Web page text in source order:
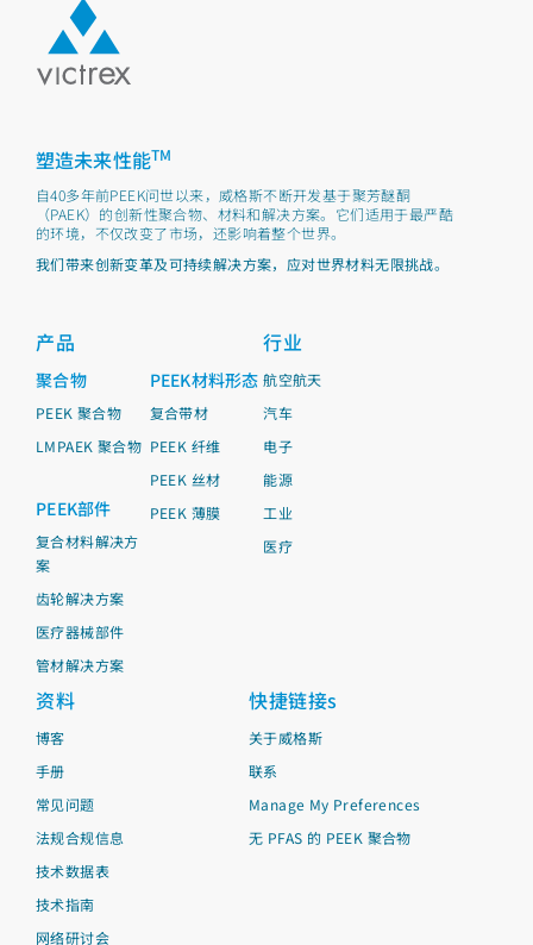
塑造未来性能TM
自40多年前PEEK问世以来，威格斯不断开发基于聚芳醚酮
（PAEK）的创新性聚合物、材料和解决方案。它们适用于最严酷
的环境，不仅改变了市场，还影响着整个世界。
我们带来创新变革及可持续解决方案，应对世界材料无限挑战。
产品
聚合物
PEEK 聚合物
LMPAEK 聚合物
PEEK部件
复合材料解决方
案
齿轮解决方案
医疗器械部件
管材解决方案
PEEK材料形态
复合带材
PEEK 纤维
PEEK 丝材
PEEK 薄膜
行业
航空航天
汽车
电子
能源
工业
医疗
资料
博客
手册
常见问题
法规合规信息
技术数据表
技术指南
网络研讨会
快捷链接s
关于威格斯
联系
Manage My Preferences
无 PFAS 的 PEEK 聚合物